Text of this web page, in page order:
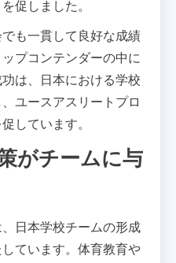
促しました。
も一貫して良好な成績
プコンテンダーの中に
は、日本における学校
ユースアスリートプロ
しています。
がチームに与
日本学校チームの形成
ています。体育教育や